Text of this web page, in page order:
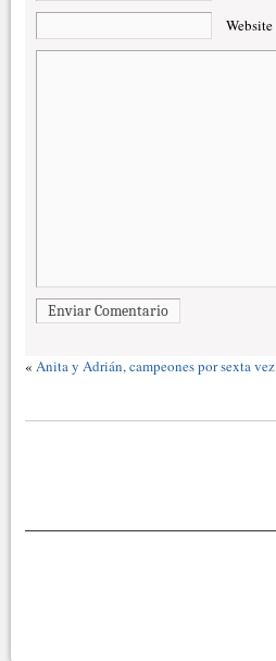
Website
Enviar Comentario
« Anita y Adrián, campeones por sexta vez